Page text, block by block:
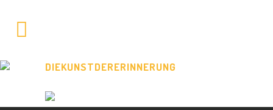
DIEKUNSTDERERINNERUNG